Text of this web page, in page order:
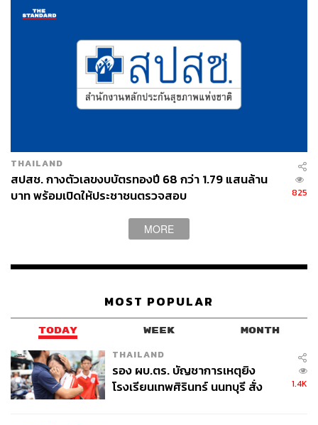
เย็นตรงจากโรงงาน [ADVERTORIAL]
THAILAND
สปสช. กางตัวเลขงบบัตรทองปี 68 กว่า 1.79 แสนล้าน
บาท พร้อมเปิดให้ประชาชนตรวจสอบ
825
MORE
MOST POPULAR
TODAY WEEK MONTH
THAILAND
รอง ผบ.ตร. บัญชาการเหตุยิง
โรงเรียนเทพศิรินทร์ นนทบุรี สั่ง
1.4K